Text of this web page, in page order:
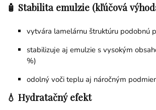
🧴 Stabilita emulzie (kľúčová
vytvára lamelárnu štruktúru podobnú
stabilizuje aj emulzie s vysokým
%)
odolný voči teplu aj náročným
💧 Hydratačný efekt